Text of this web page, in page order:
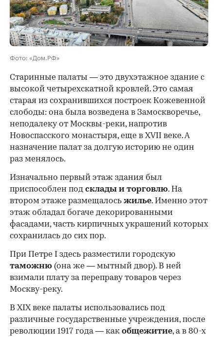
00:00 / 00:00
Фото: «Дом.РФ»
Старинные палаты — это двухэтажное здание с
высокой четырехскатной кровлей. Это самая
старая из сохранившихся построек Кожевенной
слободы: она была возведена в Замоскворечье,
неподалеку от Москвы-реки, напротив
Новоспасского монастыря, еще в XVII веке. А
назначение палат за долгую историю не один
раз менялось.
Изначально первый этаж здания был
приспособлен под склады и торговлю. На
втором этаже размещалось жилье. Именно этот
этаж обладал богаче декорированными
фасадами, часть кирпичных украшений которых
сохранилась до сих пор.
При Петре I здесь разместили городскую
таможню (она же — мытный двор). В ней
взимали плату за переправу товаров через
Москву-реку.
В XIX веке палаты использовались под
различные государственные учреждения, после
революции 1917 года — как общежитие, а в 80-х